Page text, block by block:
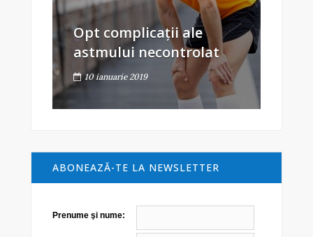
Opt complicații ale
astmului necontrolat
10 ianuarie 2019
ABONEAZĂ-TE LA NEWSLETTER
Prenume şi nume: